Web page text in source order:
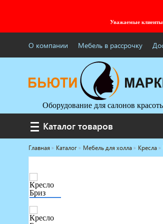
Уважаемые
О компании Мебель в рассрочку
Оборудование для салонов
Каталог товаров
Каталог товаров
Услуги под ключ
удостоверением
Главная Каталог Мебель для холла Кресла